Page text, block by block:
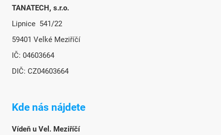
TANATECH, s.r.o.
Lipnice 541/22
59401 Velké Meziříčí
IČ: 04603664
DIČ: CZ04603664
Kde nás nájdete
Vídeň u Vel. Meziříčí